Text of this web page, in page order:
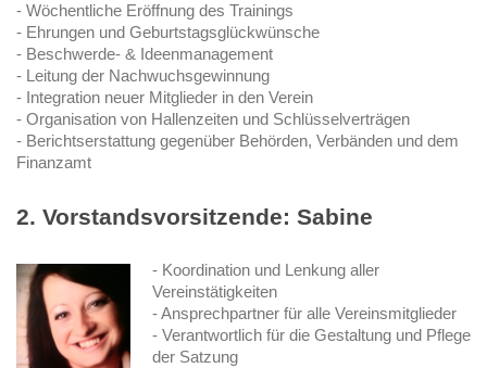
- Wöchentliche Eröffnung des Trainings
- Ehrungen und Geburtstagsglückwünsche
- Beschwerde- & Ideenmanagement
- Leitung der Nachwuchsgewinnung
- Integration neuer Mitglieder in den Verein
- Organisation von Hallenzeiten und Schlüsselverträgen
- Berichtserstattung gegenüber Behörden, Verbänden und dem
Finanzamt
2. Vorstandsvorsitzende: Sabine
- Koordination und Lenkung aller
Vereinstätigkeiten
- Ansprechpartner für alle Vereinsmitglieder
- Verantwortlich für die Gestaltung und Pflege
der Satzung